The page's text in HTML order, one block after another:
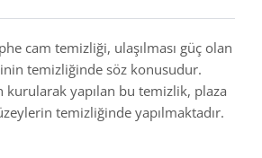
cam temizliği, ulaşılması güç olan
temizliğinde söz konusudur.
kurularak yapılan bu temizlik, plaza
temizliğinde yapılmaktadır.